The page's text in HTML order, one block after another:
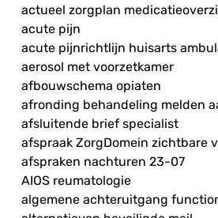
actueel zorgplan
acute pijn
acute pijnrichtlijn huisarts
aerosol met voorzetkamer
afbouwschema opiaten
afronding behandeling melden
afsluitende brief specialist
afspraak ZorgDomein zichtbare
afspraken nachturen 23-07
AIOS reumatologie
algemene achteruitgang